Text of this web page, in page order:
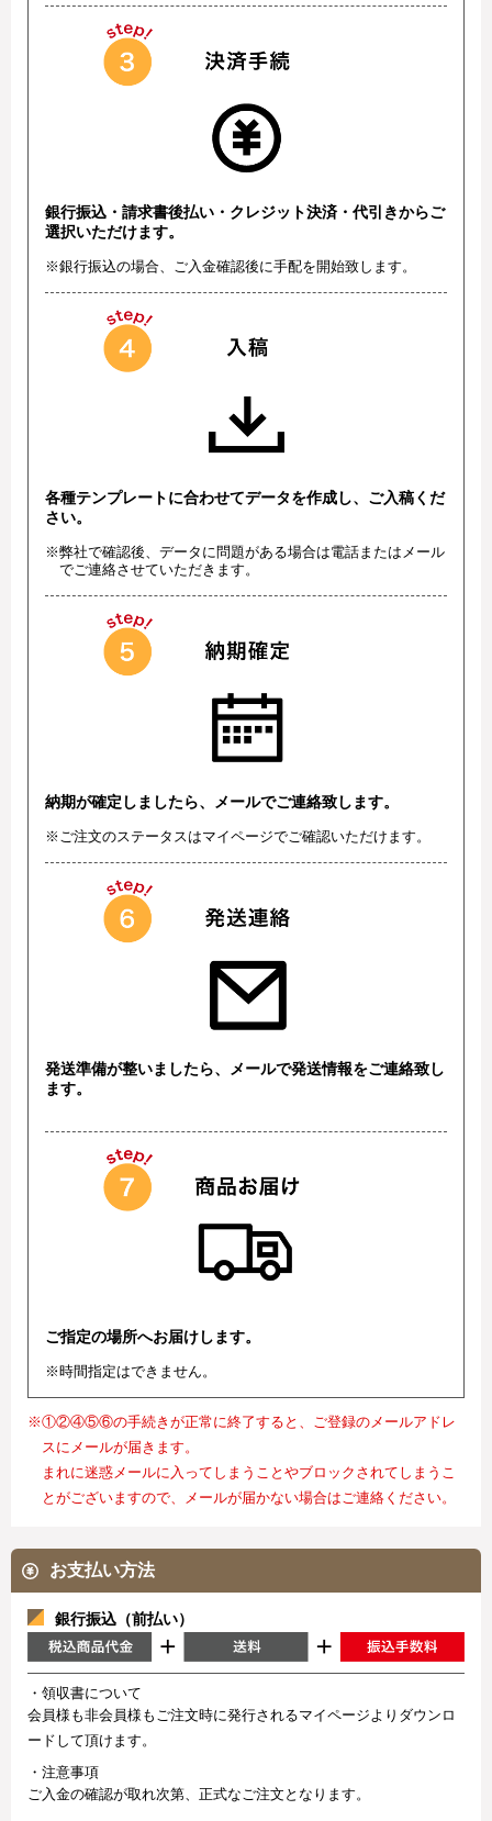
銀行振込・請求書後払い・クレジット決済・代引きからご
選択いただけます。
※銀行振込の場合、ご入金確認後に手配を開始致します。
各種テンプレートに合わせてデータを作成し、ご入稿くだ
さい。
※弊社で確認後、データに問題がある場合は電話またはメール
でご連絡させていただきます。
納期が確定しましたら、メールでご連絡致します。
※ご注文のステータスはマイページでご確認いただけます。
発送準備が整いましたら、メールで発送情報をご連絡致し
ます。
ご指定の場所へお届けします。
※時間指定はできません。
※①②④⑤⑥の手続きが正常に終了すると、ご登録のメールアドレ
スにメールが届きます。
まれに迷惑メールに入ってしまうことやブロックされてしまうこ
とがございますので、メールが届かない場合はご連絡ください。
お支払い方法
銀行振込（前払い）
・領収書について
会員様も非会員様もご注文時に発行されるマイページよりダウンロ
ードして頂けます。
・注意事項
ご入金の確認が取れ次第、正式なご注文となります。